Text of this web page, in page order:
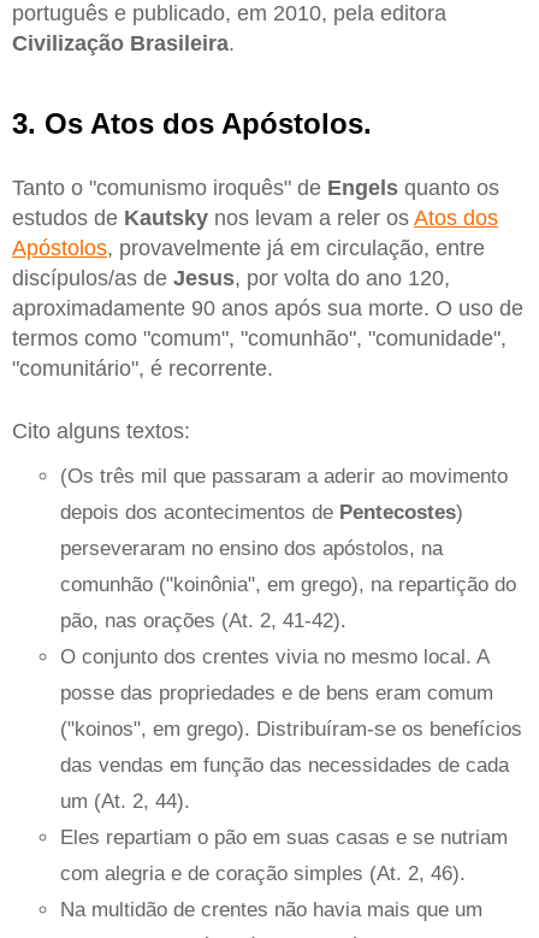
português e publicado, em 2010, pela editora
Civilização Brasileira.
3. Os Atos dos Apóstolos.
Tanto o "comunismo iroquês" de Engels quanto os
estudos de Kautsky nos levam a reler os Atos dos
Apóstolos, provavelmente já em circulação, entre
discípulos/as de Jesus, por volta do ano 120,
aproximadamente 90 anos após sua morte. O uso de
termos como "comum", "comunhão", "comunidade",
"comunitário", é recorrente.
Cito alguns textos:
(Os três mil que passaram a aderir ao movimento
depois dos acontecimentos de Pentecostes)
perseveraram no ensino dos apóstolos, na
comunhão ("koinônia", em grego), na repartição do
pão, nas orações (At. 2, 41-42).
O conjunto dos crentes vivia no mesmo local. A
posse das propriedades e de bens eram comum
("koinos", em grego). Distribuíram-se os benefícios
das vendas em função das necessidades de cada
um (At. 2, 44).
Eles repartiam o pão em suas casas e se nutriam
com alegria e de coração simples (At. 2, 46).
Na multidão de crentes não havia mais que um